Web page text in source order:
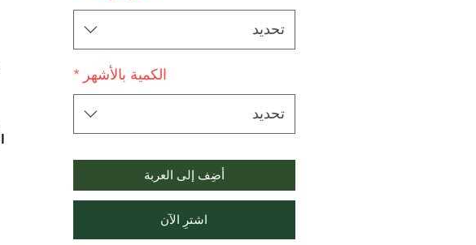
تحديد
الكمية بالأشهر *
تحديد
أضِف إلى العربة
اشترِ الآن